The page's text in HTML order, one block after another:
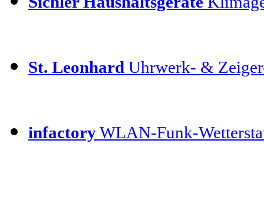
St. Leonhard Uhrwerk- &
infactoryWLAN-Funk-